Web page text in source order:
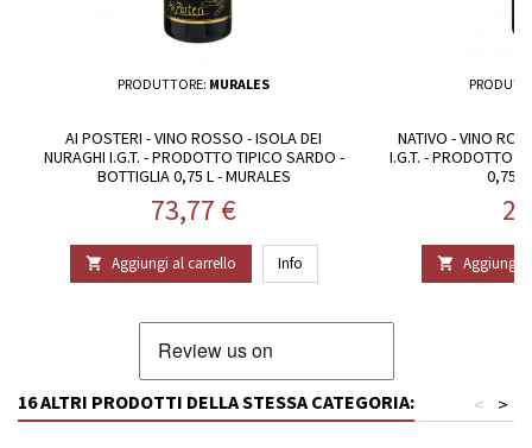
PRODUTTORE: MURALES
AI POSTERI - VINO ROSSO - ISOLA DEI
NURAGHI I.G.T. - PRODOTTO TIPICO SARDO -
BOTTIGLIA 0,75 L - MURALES
Prezzo
73,77 €
 Aggiungi al carrello Info
NATIVO - VINO
I.G.T. - PRODOTTO
0,75 L
 Aggiungi
16 ALTRI PRODOTTI DELLA STESSA CATEGORIA: >
<